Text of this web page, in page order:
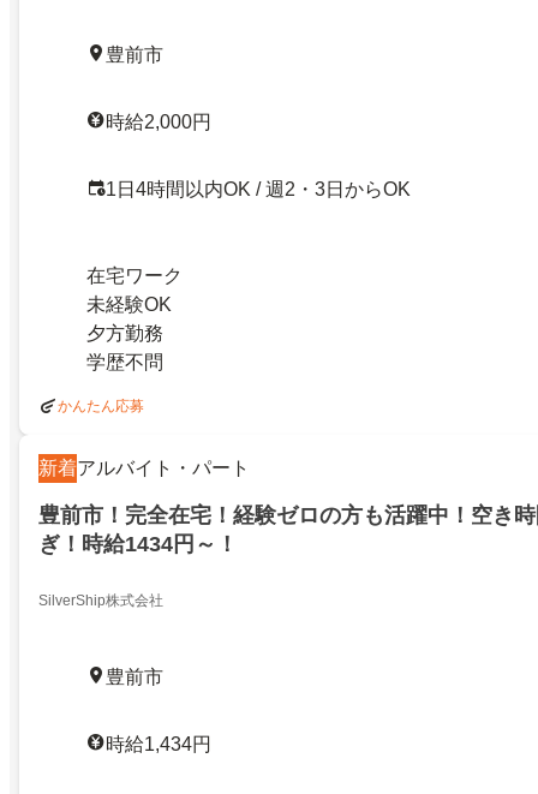
豊前市
時給2,000円
1日4時間以内OK / 週2・3日からOK
在宅ワーク
未経験OK
夕方勤務
学歴不問
かんたん応募
新着アルバイト・パート
豊前市！完全在宅！経験ゼロの方も活躍中！空き
ぎ！時給1434円～！
SilverShip株式会社
豊前市
時給1,434円